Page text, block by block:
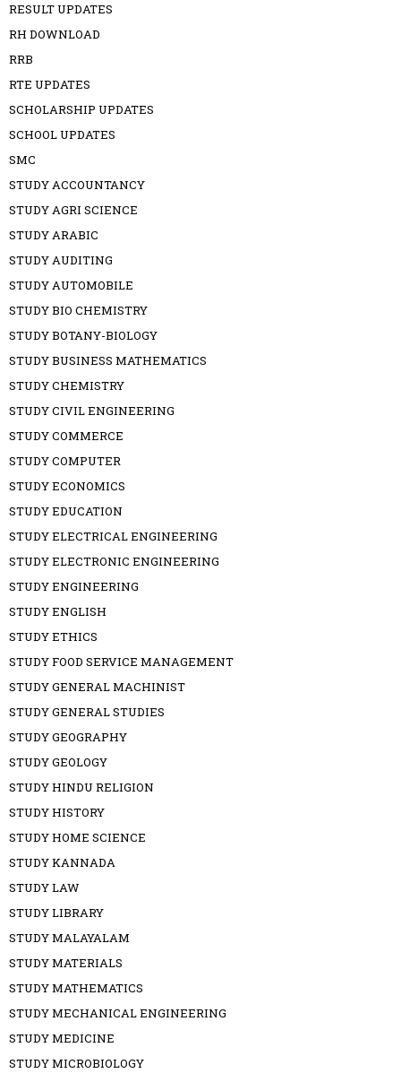
RESULT UPDATES
RH DOWNLOAD
RRB
RTE UPDATES
SCHOLARSHIP UPDATES
SCHOOL UPDATES
SMC
STUDY ACCOUNTANCY
STUDY AGRI SCIENCE
STUDY ARABIC
STUDY AUDITING
STUDY AUTOMOBILE
STUDY BIO CHEMISTRY
STUDY BOTANY-BIOLOGY
STUDY BUSINESS MATHEMATICS
STUDY CHEMISTRY
STUDY CIVIL ENGINEERING
STUDY COMMERCE
STUDY COMPUTER
STUDY ECONOMICS
STUDY EDUCATION
STUDY ELECTRICAL ENGINEERING
STUDY ELECTRONIC ENGINEERING
STUDY ENGINEERING
STUDY ENGLISH
STUDY ETHICS
STUDY FOOD SERVICE MANAGEMENT
STUDY GENERAL MACHINIST
STUDY GENERAL STUDIES
STUDY GEOGRAPHY
STUDY GEOLOGY
STUDY HINDU RELIGION
STUDY HISTORY
STUDY HOME SCIENCE
STUDY KANNADA
STUDY LAW
STUDY LIBRARY
STUDY MALAYALAM
STUDY MATERIALS
STUDY MATHEMATICS
STUDY MECHANICAL ENGINEERING
STUDY MEDICINE
STUDY MICROBIOLOGY